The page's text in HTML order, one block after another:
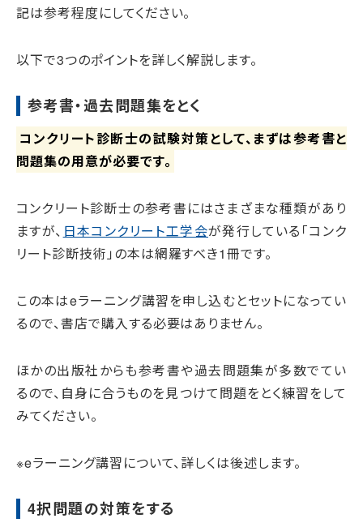
記は参考程度にしてください。
以下で3つのポイントを詳しく解説します。
参考書・過去問題集をとく
コンクリート診断士の試験対策として、まずは参考書と
問題集の用意が必要です。
コンクリート診断士の参考書にはさまざまな種類があり
ますが、 日本コンクリート工学会が発行している「コンク
リート診断技術」の本は網羅すべき1冊です。
この本はeラーニング講習を申し込むとセットになってい
るので、書店で購入する必要はありません。
ほかの出版社からも参考書や過去問題集が多数でてい
るので、自身に合うものを見つけて問題をとく練習をして
みてください。
※eラーニング講習について、詳しくは後述します。
4択問題の対策をする